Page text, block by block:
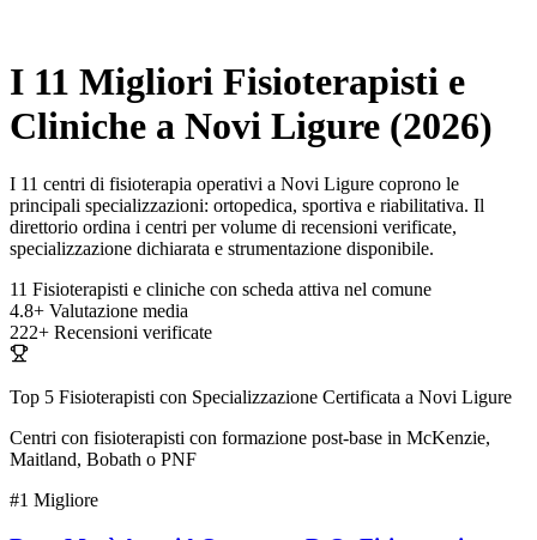
I 11 Migliori Fisioterapisti e
Cliniche a Novi Ligure (2026)
I 11 centri di fisioterapia operativi a Novi Ligure coprono le
principali specializzazioni: ortopedica, sportiva e riabilitativa. Il
direttorio ordina i centri per volume di recensioni verificate,
specializzazione dichiarata e strumentazione disponibile.
11 Fisioterapisti e cliniche con scheda attiva nel comune
4.8+ Valutazione media
222+ Recensioni verificate
Top 5 Fisioterapisti con Specializzazione Certificata a Novi Ligure
Centri con fisioterapisti con formazione post-base in McKenzie,
Maitland, Bobath o PNF
#1 Migliore